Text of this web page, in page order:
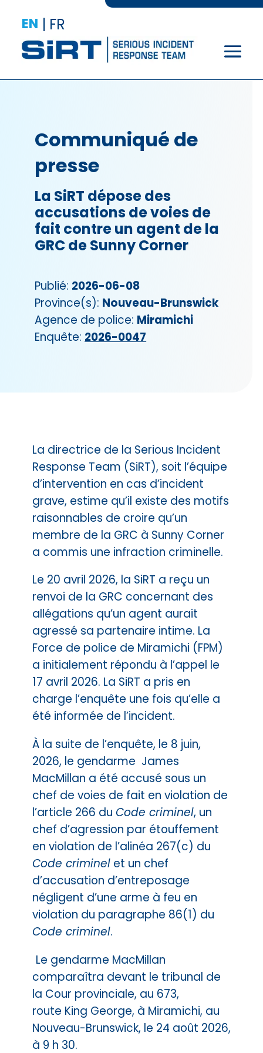
EN | FR
Communiqué de
presse
La SiRT dépose des
accusations de voies de
fait contre un agent de la
GRC de Sunny Corner
Publié: 2026-06-08
Province(s): Nouveau-Brunswick
Agence de police: Miramichi
Enquête: 2026-0047
La directrice de la Serious Incident
Response Team (SiRT), soit l’équipe
d’intervention en cas d’incident
grave, estime qu’il existe des motifs
raisonnables de croire qu’un
membre de la GRC à Sunny Corner
a commis une infraction criminelle.
Le 20 avril 2026, la SiRT a reçu un
renvoi de la GRC concernant des
allégations qu’un agent aurait
agressé sa partenaire intime. La
Force de police de Miramichi (FPM)
a initialement répondu à l’appel le
17 avril 2026. La SiRT a pris en
charge l’enquête une fois qu’elle a
été informée de l’incident.
À la suite de l’enquête, le 8 juin,
2026, le gendarme James
MacMillan a été accusé sous un
chef de voies de fait en violation de
l’article 266 du Code criminel, un
chef d’agression par étouffement
en violation de l’alinéa 267(c) du
Code criminelet un chef
d’accusation d’entreposage
négligent d’une arme à feu en
violation du paragraphe 86(1) du
Code criminel.
Le gendarme MacMillan
comparaîtra devant le tribunal de
la Cour provinciale, au 673,
route King George, à Miramichi, au
Nouveau-Brunswick, le 24 août 2026,
à 9 h 30.